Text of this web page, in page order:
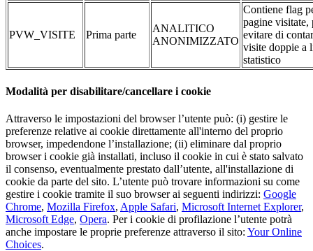
PVW_VISITE Prima parte
ANALITICO
ANONIMIZZATO
Contiene flag
pagine visitate,
evitare di
visite doppie a
statistico
Modalità per disabilitare/cancellare i cookie
Attraverso le impostazioni del browser l’utente può: (i) gestire le
preferenze relative ai cookie direttamente all'interno del proprio
browser, impedendone l’installazione; (ii) eliminare dal proprio
browser i cookie già installati, incluso il cookie in cui è stato salvato
il consenso, eventualmente prestato dall’utente, all'installazione di
cookie da parte del sito. L’utente può trovare informazioni su come
gestire i cookie tramite il suo browser ai seguenti indirizzi: Google
Chrome, Mozilla Firefox, Apple Safari, Microsoft Internet Explorer,
Microsoft Edge, Opera. Per i cookie di profilazione l’utente potrà
anche impostare le proprie preferenze attraverso il sito: Your Online
Choices.